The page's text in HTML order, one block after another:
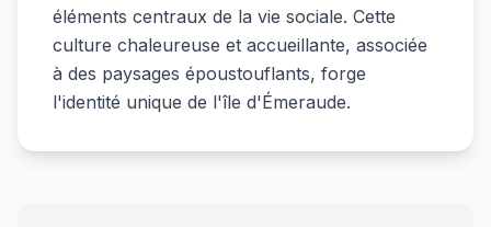
éléments centraux de la vie sociale. Cette
culture chaleureuse et accueillante, associée
à des paysages époustouflants, forge
l'identité unique de l'île d'Émeraude.